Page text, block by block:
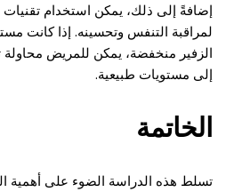
إضافةً إلى ذلك، يمكن استخدام تقنيات
لمراقبة التنفس وتحسينه. إذا كانت
الزفير منخفضة، يمكن للمريض
إلى مستويات طبيعية.
الخاتمة
تسلط هذه الدراسة الضوء على أهمية